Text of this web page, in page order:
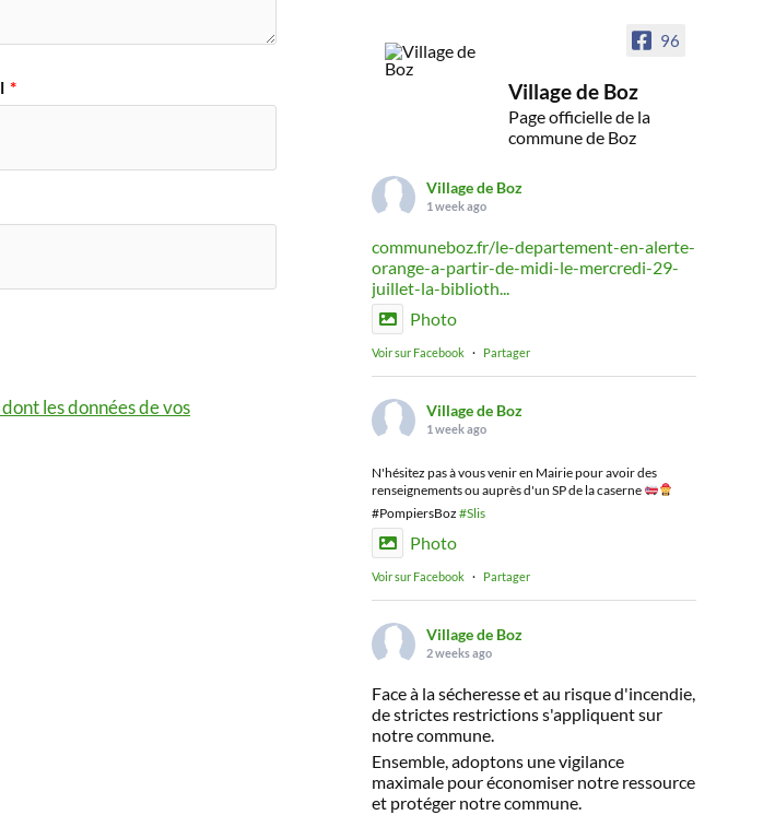
*
les données de vos
96
Village de Boz
Page officielle de la
commune de Boz
Village de Boz
1 week ago
communeboz.fr/le-departement-en-alerte-
orange-a-partir-de-midi-le-mercredi-29-
juillet-la-biblioth...
Photo
Voir sur Facebook · Partager
Village de Boz
1 week ago
N'hésitez pas à vous venir en Mairie pour avoir des
renseignements ou auprès d'un SP de la caserne
#PompiersBoz #Slis
Photo
Voir sur Facebook · Partager
Village de Boz
2 weeks ago
Face à la sécheresse et au risque d'incendie,
de strictes restrictions s'appliquent sur
notre commune.
Ensemble, adoptons une vigilance
maximale pour économiser notre ressource
et protéger notre commune.